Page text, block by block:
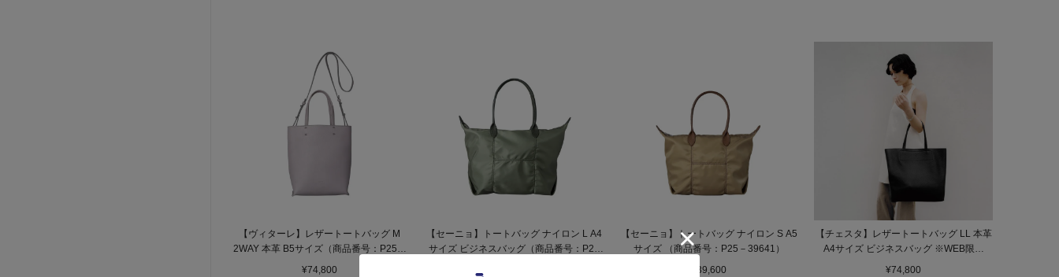
【ヴィターレ】レザートートバッグ M
2WAY 本革 B5サイズ（商品番号：P25－
26641）
¥74,800
【セーニョ】トートバッグ ナイロン L A4
サイズ ビジネスバッグ（商品番号：P25
【セーニョ】トートバッグ ナイロン S A5
サイズ （商品番号：P25－39641）
¥39,600
【チェスタ】レザートートバッグ LL 本革
A4サイズ ビジネスバッグ ※WEB限定
（商品番号：P25－30630）
¥74,800